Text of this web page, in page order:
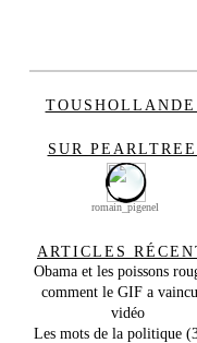
SUR
romain_pigenel
ARTICLES
Obama et les poissons
comment le GIF a
vidéo
Les mots de la politique